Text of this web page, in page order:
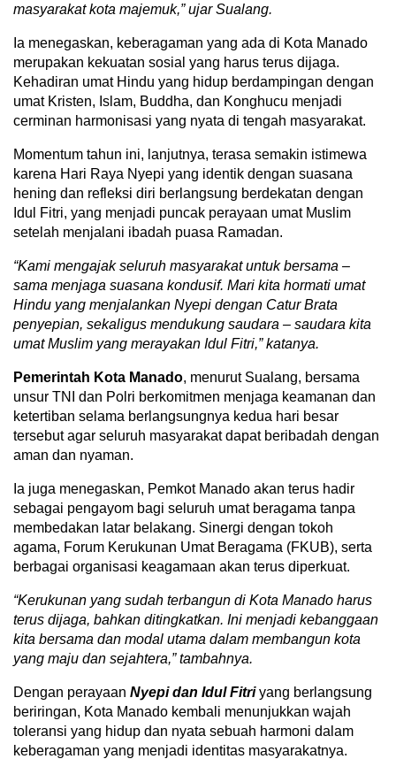
masyarakat kota majemuk,” ujar Sualang.
Ia menegaskan, keberagaman yang ada di Kota Manado
merupakan kekuatan sosial yang harus terus dijaga.
Kehadiran umat Hindu yang hidup berdampingan dengan
umat Kristen, Islam, Buddha, dan Konghucu menjadi
cerminan harmonisasi yang nyata di tengah masyarakat.
Momentum tahun ini, lanjutnya, terasa semakin istimewa
karena Hari Raya Nyepi yang identik dengan suasana
hening dan refleksi diri berlangsung berdekatan dengan
Idul Fitri, yang menjadi puncak perayaan umat Muslim
setelah menjalani ibadah puasa Ramadan.
“Kami mengajak seluruh masyarakat untuk bersama –
sama menjaga suasana kondusif. Mari kita hormati umat
Hindu yang menjalankan Nyepi dengan Catur Brata
penyepian, sekaligus mendukung saudara – saudara kita
umat Muslim yang merayakan Idul Fitri,” katanya.
Pemerintah Kota Manado, menurut Sualang, bersama
unsur TNI dan Polri berkomitmen menjaga keamanan dan
ketertiban selama berlangsungnya kedua hari besar
tersebut agar seluruh masyarakat dapat beribadah dengan
aman dan nyaman.
Ia juga menegaskan, Pemkot Manado akan terus hadir
sebagai pengayom bagi seluruh umat beragama tanpa
membedakan latar belakang. Sinergi dengan tokoh
agama, Forum Kerukunan Umat Beragama (FKUB), serta
berbagai organisasi keagamaan akan terus diperkuat.
“Kerukunan yang sudah terbangun di Kota Manado harus
terus dijaga, bahkan ditingkatkan. Ini menjadi kebanggaan
kita bersama dan modal utama dalam membangun kota
yang maju dan sejahtera,” tambahnya.
Dengan perayaan Nyepi dan Idul Fitriyang berlangsung
beriringan, Kota Manado kembali menunjukkan wajah
toleransi yang hidup dan nyata sebuah harmoni dalam
keberagaman yang menjadi identitas masyarakatnya.